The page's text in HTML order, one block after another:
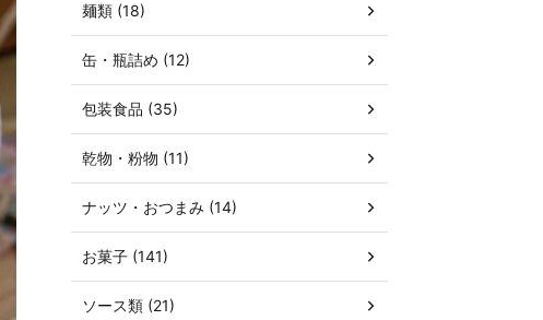
麺類 (18)
缶・瓶詰め (12)
包装食品 (35)
乾物・粉物 (11)
ナッツ・おつまみ (14)
お菓子 (141)
ソース類 (21)